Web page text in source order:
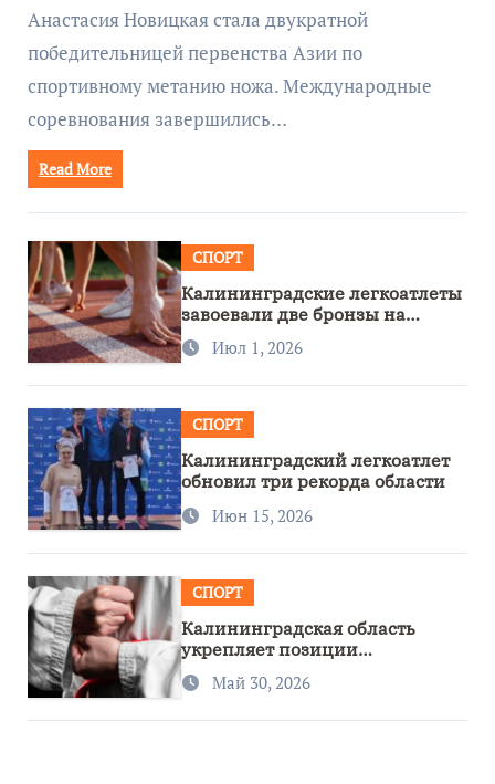
Анастасия Новицкая стала двукратной
победительницей первенства Азии по
спортивному метанию ножа. Международные
соревнования завершились…
Read More
СПОРТ
Калининградские легкоатлеты
завоевали две бронзы на
первенстве России
Июл 1, 2026
СПОРТ
Калининградский легкоатлет
обновил три рекорда области
Июн 15, 2026
СПОРТ
Калининградская область
укрепляет позиции
спортивного региона
Май 30, 2026